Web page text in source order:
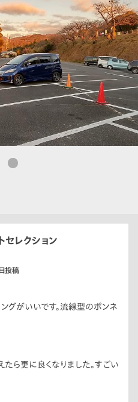
レクション
投稿
グがいいです。流線型のボンネ
ら更に良くなりました。すごい